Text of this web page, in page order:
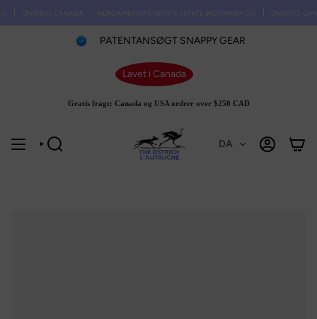
indhold
NORDAMERIKAS FØRSTE TRYKTE BIOTHANE® CO. ONTARIO,
PATENTANSØGT SNAPPY GEAR
Lavet i Canada
Gratis fragt: Canada og USA ordrer over $250 CAD
SØGE DA KONTO